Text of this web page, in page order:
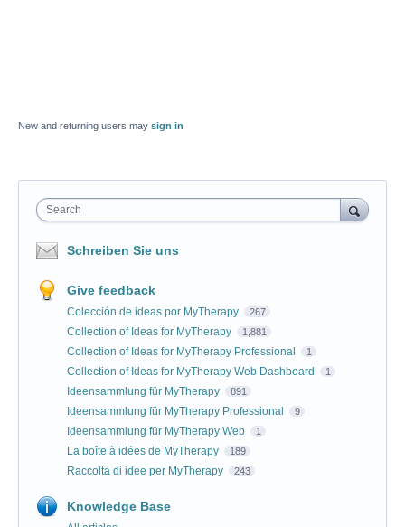
New and returning users may sign in
Search
Schreiben Sie uns
Give feedback
Colección de ideas por MyTherapy 267
Collection of Ideas for MyTherapy 1,881
Collection of Ideas for MyTherapy Professional 1
Collection of Ideas for MyTherapy Web Dashboard 1
Ideensammlung für MyTherapy 891
Ideensammlung für MyTherapy Professional 9
Ideensammlung für MyTherapy Web 1
La boîte à idées de MyTherapy 189
Raccolta di idee per MyTherapy 243
Knowledge Base